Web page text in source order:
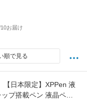
内正規品 1年間無償保
お届け
順で見る
【日本限定】XPPen 液
プ搭載ペン 液晶ペン